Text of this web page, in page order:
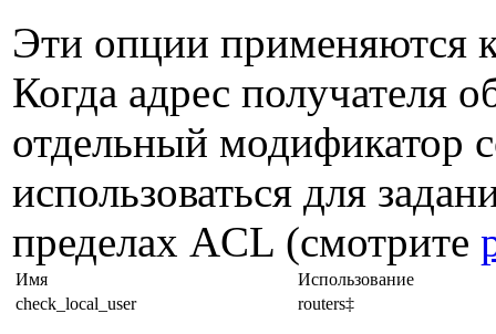
Эти опции применяются
Когда адрес получателя
отдельный модификатор
использоваться для
пределах ACL (смотрите
Имя
Использование
check_local_user
routers‡